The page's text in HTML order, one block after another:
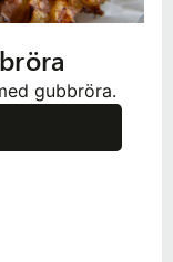
gubbröra.